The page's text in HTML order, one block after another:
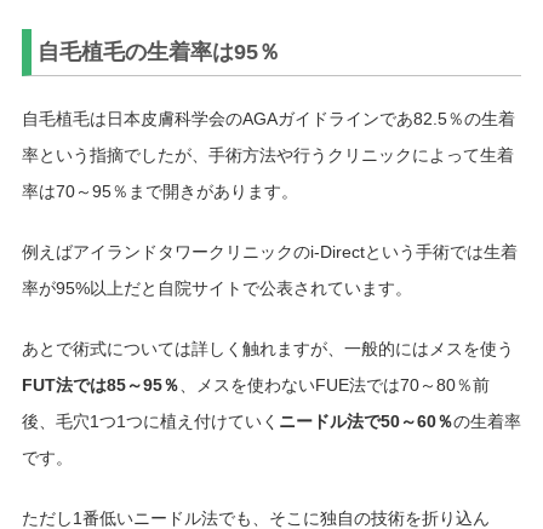
自毛植毛の生着率は95％
自毛植毛は日本皮膚科学会のAGAガイドラインであ82.5％の生着
率という指摘でしたが、手術方法や行うクリニックによって生着
率は70～95％まで開きがあります。
例えばアイランドタワークリニックのi-Directという手術では生着
率が95%以上だと自院サイトで公表されています。
あとで術式については詳しく触れますが、一般的にはメスを使う
FUT法では85～95％ 、メスを使わないFUE法では70～80％前
後、毛穴1つ1つに植え付けていく ニードル法で50～60％の生着率
です。
ただし1番低いニードル法でも、そこに独自の技術を折り込ん